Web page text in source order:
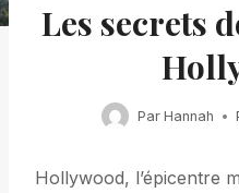
Les secrets
Par Hannah
Hollywood, l’épicentre